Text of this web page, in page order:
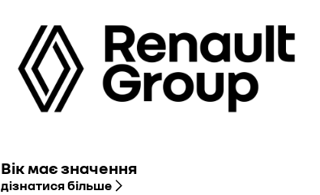
Вік має значення
дізнатися більше